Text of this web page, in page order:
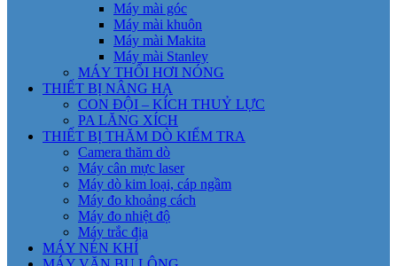
Máy mài góc
Máy mài khuôn
Máy mài Makita
Máy mài Stanley
MÁY THỔI HƠI NÓNG
THIẾT BỊ NÂNG HẠ
CON ĐỘI – KÍCH THUỶ LỰC
PA LĂNG XÍCH
THIẾT BỊ THĂM DÒ KIỂM TRA
Camera thăm dò
Máy cân mực laser
Máy dò kim loại, cáp ngầm
Máy đo khoảng cách
Máy đo nhiệt độ
Máy trắc địa
MÁY NÉN KHÍ